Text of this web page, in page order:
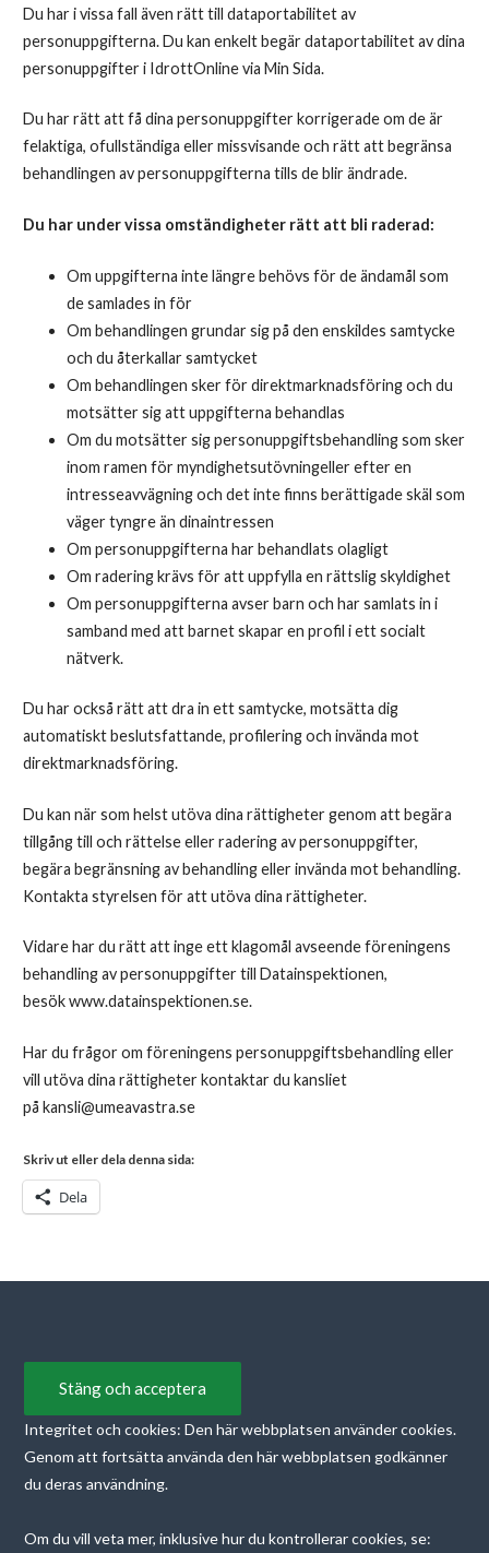
Du har i vissa fall även rätt till dataportabilitet av
personuppgifterna. Du kan enkelt begär dataportabilitet av dina
personuppgifter i IdrottOnline via Min Sida.
Du har rätt att få dina personuppgifter korrigerade om de är
felaktiga, ofullständiga eller missvisande och rätt att begränsa
behandlingen av personuppgifterna tills de blir ändrade.
Du har under vissa omständigheter rätt att bli raderad:
Om uppgifterna inte längre behövs för de ändamål som
de samlades in för
Om behandlingen grundar sig på den enskildes samtycke
och du återkallar samtycket
Om behandlingen sker för direktmarknadsföring och du
motsätter sig att uppgifterna behandlas
Om du motsätter sig personuppgiftsbehandling som sker
inom ramen för myndighetsutövningeller efter en
intresseavvägning och det inte finns berättigade skäl som
väger tyngre än dinaintressen
Om personuppgifterna har behandlats olagligt
Om radering krävs för att uppfylla en rättslig skyldighet
Om personuppgifterna avser barn och har samlats in i
samband med att barnet skapar en profil i ett socialt
nätverk.
Du har också rätt att dra in ett samtycke, motsätta dig
automatiskt beslutsfattande, profilering och invända mot
direktmarknadsföring.
Du kan när som helst utöva dina rättigheter genom att begära
tillgång till och rättelse eller radering av personuppgifter,
begära begränsning av behandling eller invända mot behandling.
Kontakta styrelsen för att utöva dina rättigheter.
Vidare har du rätt att inge ett klagomål avseende föreningens
behandling av personuppgifter till Datainspektionen,
besök www.datainspektionen.se.
Har du frågor om föreningens personuppgiftsbehandling eller
vill utöva dina rättigheter kontaktar du kansliet
på kansli@umeavastra.se
Skriv ut eller dela denna sida:
Dela
Integritet och cookies: Den här webbplatsen använder cookies.
Genom att fortsätta använda den här webbplatsen godkänner
du deras användning.
Om du vill veta mer, inklusive hur du kontrollerar cookies, se: